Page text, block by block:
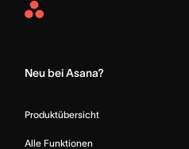
Asana
Neu bei Asana?
Produktübersicht
Alle Funktionen